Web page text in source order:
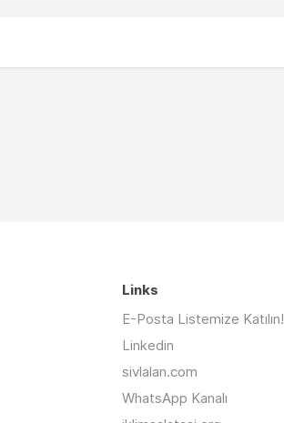
Links
E-Posta Listemize Katılın!
Linkedin
sivlalan.com
WhatsApp Kanalı